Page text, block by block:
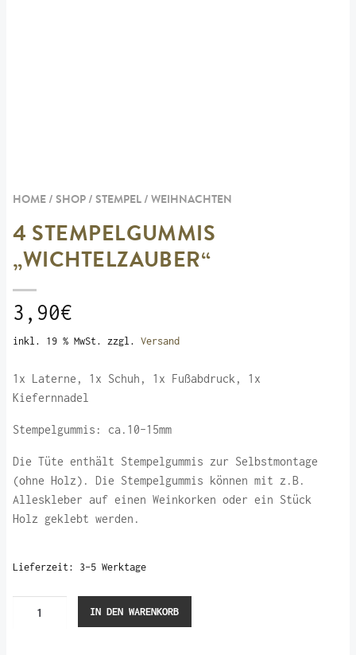
HOME / SHOP /STEMPEL /WEIHNACHTEN
4 STEMPELGUMMIS
„WICHTELZAUBER“
3,90€
inkl. 19 % MwSt. zzgl.Versand
1x Laterne, 1x Schuh, 1x Fußabdruck, 1x
Kiefernnadel
Stempelgummis: ca.10-15mm
Die Tüte enthält Stempelgummis zur Selbstmontage
(ohne Holz). Die Stempelgummis können mit z.B.
Alleskleber auf einen Weinkorken oder ein Stück
Holz geklebt werden.
Lieferzeit: 3-5 Werktage
IN DEN WARENKORB